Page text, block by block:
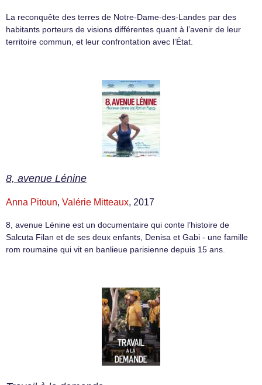
La reconquête des terres de Notre-Dame-des-Landes par des
habitants porteurs de visions différentes quant à l’avenir de leur
territoire commun, et leur confrontation avec l’État.
8, avenue Lénine
Anna Pitoun, Valérie Mitteaux, 2017
8, avenue Lénine est un documentaire qui conte l’histoire de
Salcuta Filan et de ses deux enfants, Denisa et Gabi - une famille
rom roumaine qui vit en banlieue parisienne depuis 15 ans.